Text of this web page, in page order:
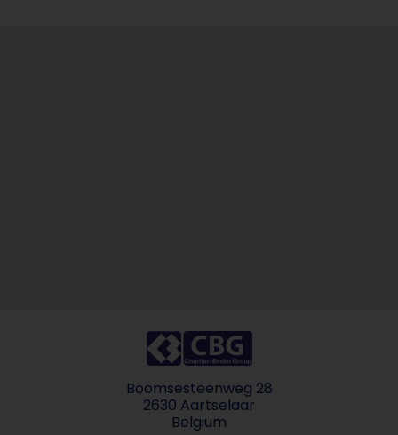
Boomsesteenweg 28
2630 Aartselaar
Belgium